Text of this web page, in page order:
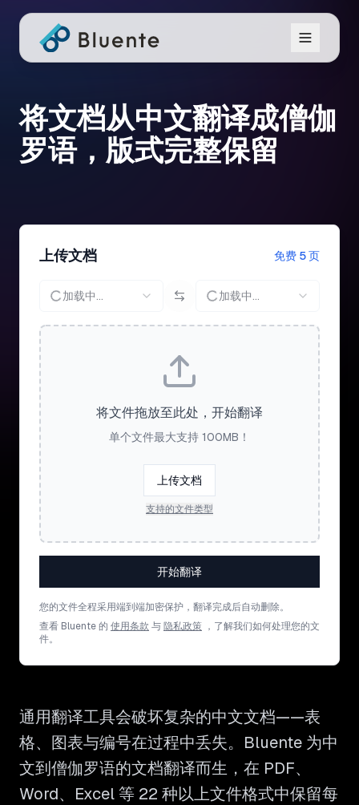
将文档从中文翻译成僧伽
罗语，版式完整保留
上传文档 免费 5 页
加载中... 加载中...
将文件拖放至此处，开始翻译
单个文件最大支持 100MB！
上传文档
支持的文件类型
开始翻译
您的文件全程采用端到端加密保护，翻译完成后自动删除。
查看 Bluente 的 使用条款 与隐私政策 ，了解我们如何处理您的文
件。
通用翻译工具会破坏复杂的中文文档——表
格、图表与编号在过程中丢失。Bluente 为中
文到僧伽罗语的文档翻译而生，在 PDF、
Word、Excel 等 22 种以上文件格式中保留每